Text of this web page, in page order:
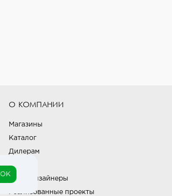
О КОМПАНИИ
Магазины
Каталог
Дилерам
Блог
Наши дизайнеры
Реализованные проекты
OK